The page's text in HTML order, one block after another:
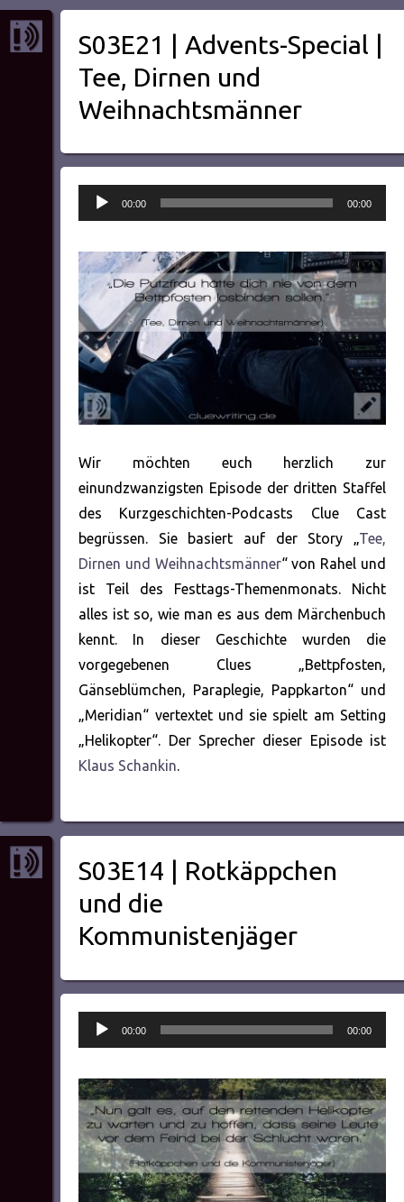
S03E21 | Advents-Special |
Tee, Dirnen und
Weihnachtsmänner
Audio-
Player
00:00 00:00
Wir möchten euch herzlich zur
einundzwanzigsten Episode der dritten Staffel
des Kurzgeschichten-Podcasts Clue Cast
begrüssen. Sie basiert auf der Story „Tee,
Dirnen und Weihnachtsmänner“ von Rahel und
ist Teil des Festtags-Themenmonats. Nicht
alles ist so, wie man es aus dem Märchenbuch
kennt. In dieser Geschichte wurden die
vorgegebenen Clues „Bettpfosten,
Gänseblümchen, Paraplegie, Pappkarton“ und
„Meridian“ vertextet und sie spielt am Setting
„Helikopter“. Der Sprecher dieser Episode ist
Klaus Schankin.
S03E14 | Rotkäppchen
und die
Kommunistenjäger
Audio-
Player
00:00 00:00